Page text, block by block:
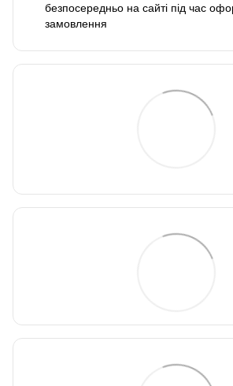
безпосередньо на сайті під час
замовлення